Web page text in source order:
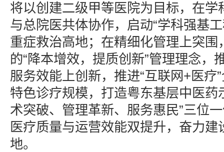
将以创建二级甲等医院为目标，在学
与总院医共体协作，启动“学科强基
重症救治高地；在精细化管理上突围
的“降本增效，提质创新”管理理念，
服务效能上创新，推进“互联网+医疗
特色诊疗规模，打造粤东基层中医药
术突破、管理革新、服务惠民”三位
医疗质量与运营效能双提升，奋力
地。